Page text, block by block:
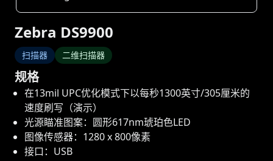
Zebra DS9900
扫描器 二维扫描器
规格
在13mil UPC优化模式下以每秒1300英寸/305厘米的
速度刷写（演示）
光源瞄准图案：圆形617nm琥珀色LED
图像传感器：1280 x 800像素
接口：USB